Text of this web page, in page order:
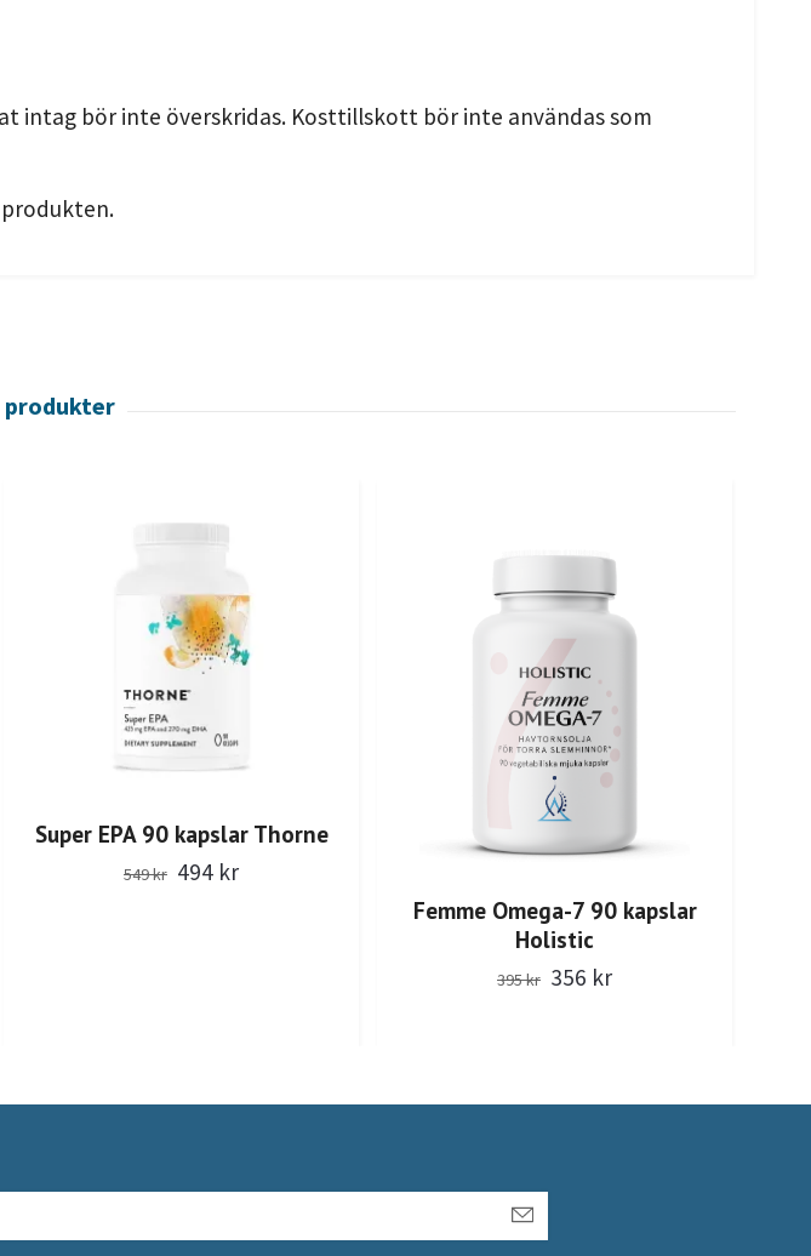
intag bör inte överskridas. Kosttillskott bör inte användas som
Super EPA 90 kapslar Thorne
549 kr 494 kr
Femme Omega-7 90 kapslar
Holistic
395 kr 356 kr